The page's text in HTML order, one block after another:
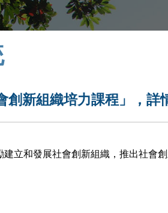
創新組織培力課程」，詳
立和發展社會創新組織，推出社會